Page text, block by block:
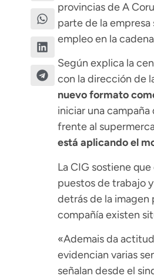
provincias de A
parte de la
empleo en la
Según explica la
con la dirección de
nuevo formato
iniciar una
frente al
está aplicando el
La CIG sostiene
puestos de trabajo
detrás de la
compañía existen
«Ademais da
evidencian varias
señalan desde el